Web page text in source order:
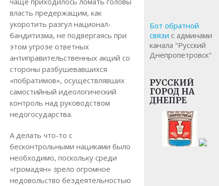
власть предержащим, как
укоротить разгул национал-
бандитизма, не подвергаясь при
этом угрозе ответных
антиправительственных акций со
стороны разбушевавшихся
«побратимов», осуществлявших
самостийный идеологический
контроль над руководством
недогосударства.
А делать что-то с
бесконтрольными нациками было
необходимо, поскольку среди
«громадян» зрело огромное
недовольство бездеятельностью
Бот обратной
связи с админами
канала "Русский
Днепропетровск"
РУССКИЙ
ГОРОД НА
ДНЕПРЕ